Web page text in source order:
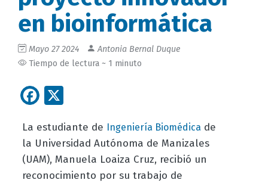
en bioinformática
Mayo 27 2024
Antonia Bernal Duque
Tiempo de lectura ~ 1 minuto
Facebook
La estudiante de Ingeniería Biomédicade
la Universidad Autónoma de Manizales
(UAM), Manuela Loaiza Cruz, recibió un
reconocimiento por su trabajo de